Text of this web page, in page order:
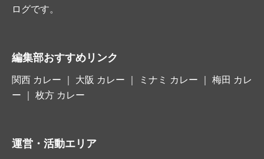
ログです。
編集部おすすめリンク
関西 カレー 大阪 カレー ｜ ミナミ カレー ｜ 梅田 カレ
ー ｜ 枚方 カレー
運営・活動エリア